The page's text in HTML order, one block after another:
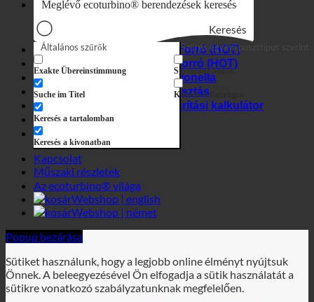
Keresés
Általános szűrők
Exakte Übereinstimmung
Suche im Titel
Keresés a tartalomban
Keresés a kivonatban
Szűrés egyéni poszttípus szerint
Suche auf Seiten
7 az 1-ben hatás
Higiénia + vízkő
Kemény víz + legionella
Hotel vízfogyasztás
Üzleti
Kapcsolat
Műszaki részletek
Az ecoturbino® világa
Webshop | német
Popup bezárása
Sütiket használunk, hogy a legjobb online élményt nyújtsuk